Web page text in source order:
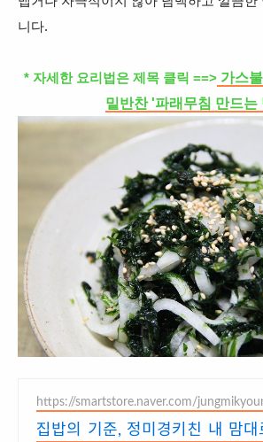
니다.
* 자세한요리법은 제목 클릭 ==> 가스
밑반찬 '파래무침 만드는
https://smartstore.naver.com/
집밥의 기준, 정미경키친 내 맘대